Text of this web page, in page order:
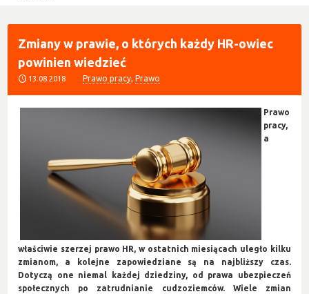
Zmiany w prawie, o których każdy HR-owiec
powinien wiedzieć
13.08.2018 Prawo pracy,Prawo
Prawo
pracy,
a
właściwie szerzej prawo HR, w ostatnich miesiącach uległo kilku
zmianom, a kolejne zapowiedziane są na najbliższy czas.
Dotyczą one niemal każdej dziedziny, od prawa ubezpieczeń
społecznych po zatrudnianie cudzoziemców. Wiele zmian